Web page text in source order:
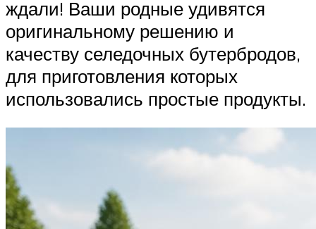
ждали! Ваши родные удивятся
оригинальному решению и
качеству селедочных бутербродов,
для приготовления которых
использовались простые продукты.